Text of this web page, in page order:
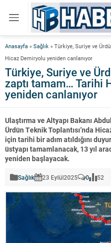
Anasayfa » Sağlık » Türkiye, Suriye ve
Hicaz Demiryolu yeniden canlanıyor
Türkiye, Suriye ve
zaptı tamam… Tarihi
yeniden canlanıyor
Ulaştırma ve Altyapı Bakanı
Ürdün Teknik Toplantısı’nda
için tarihi bir adım atıldığını
üstyapı tamamlanacak, 13 yıl
yeniden başlayacak.
Sağlık 23 Eylül2025 0 52